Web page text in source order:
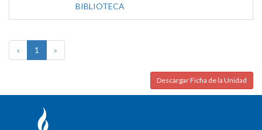
BIBLIOTECA
« 1 »
Descargar Ficha de la Unidad